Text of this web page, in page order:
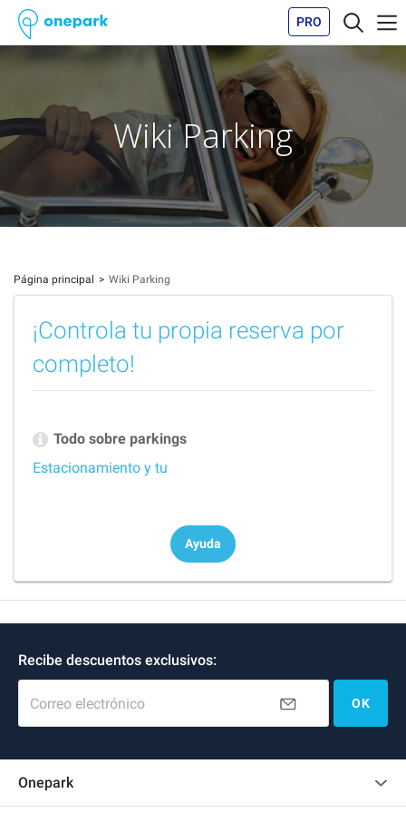
PRO
Wiki Parking
Página principal Wiki Parking
¡Controla tu propia reserva por
completo!
Todo sobre parkings
Estacionamiento y tu
Ayuda
Recibe descuentos exclusivos:
Correo electrónico OK
Onepark